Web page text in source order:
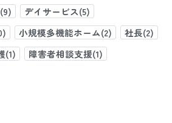
デイサービス(5)
小規模多機能ホーム(2)
社長(2)
(1) 障害者相談支援(1)